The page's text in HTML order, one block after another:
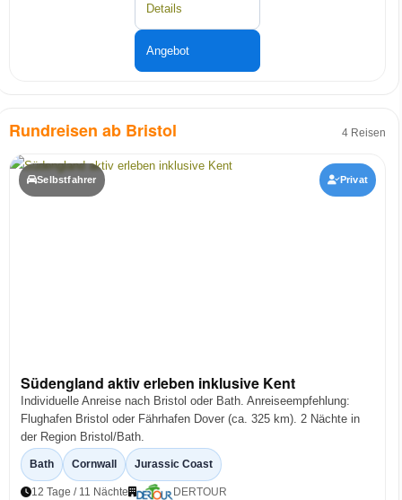
Details
Angebot
Rundreisen ab Bristol 4 Reisen
Selbstfahrer Privat
Südengland aktiv erleben inklusive Kent
Individuelle Anreise nach Bristol oder Bath. Anreiseempfehlung:
Flughafen Bristol oder Fährhafen Dover (ca. 325 km). 2 Nächte in
der Region Bristol/Bath.
Bath Cornwall Jurassic Coast
12 Tage / 11 Nächte DERTOUR